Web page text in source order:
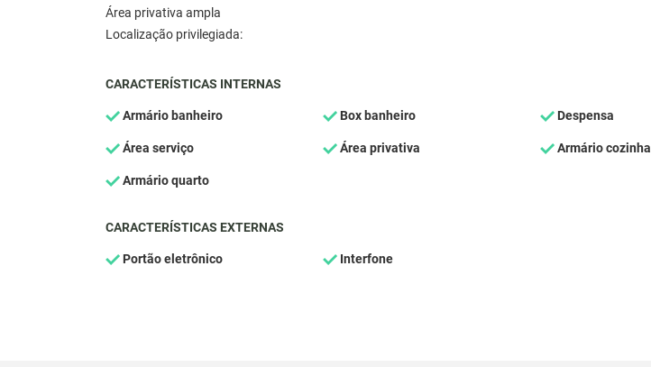
Área privativa ampla
Localização privilegiada:
CARACTERÍSTICAS INTERNAS
Armário banheiro Box banheiro Despensa
Área serviço Área privativa Armário cozinha
Armário quarto
CARACTERÍSTICAS EXTERNAS
Portão eletrônico Interfone